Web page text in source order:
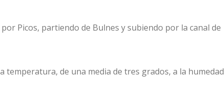
Picos, partiendo de Bulnes y subiendo por la canal de
temperatura, de una media de tres grados, a la humedad